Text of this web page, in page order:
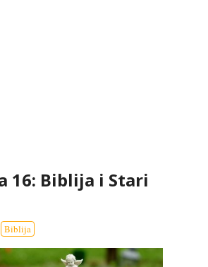
16: Biblija i Stari
Biblija